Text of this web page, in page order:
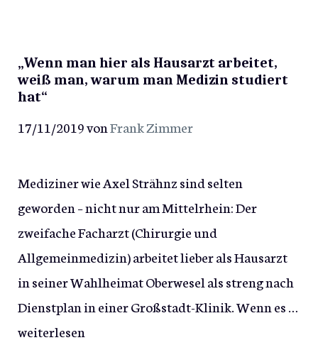
„Wenn man hier als Hausarzt arbeitet,
weiß man, warum man Medizin studiert
hat“
17/11/2019vonFrank Zimmer
Mediziner wie Axel Strähnz sind selten
geworden – nicht nur am Mittelrhein: Der
zweifache Facharzt (Chirurgie und
Allgemeinmedizin) arbeitet lieber als Hausarzt
in seiner Wahlheimat Oberwesel als streng nach
Dienstplan in einer Großstadt-Klinik. Wenn es …
weiterlesen